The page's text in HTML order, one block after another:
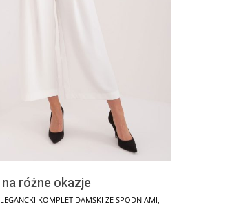
różne okazje
KOMPLET DAMSKI ZE SPODNIAMI,